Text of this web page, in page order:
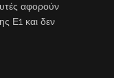
αφορούν
Ε1 και δεν